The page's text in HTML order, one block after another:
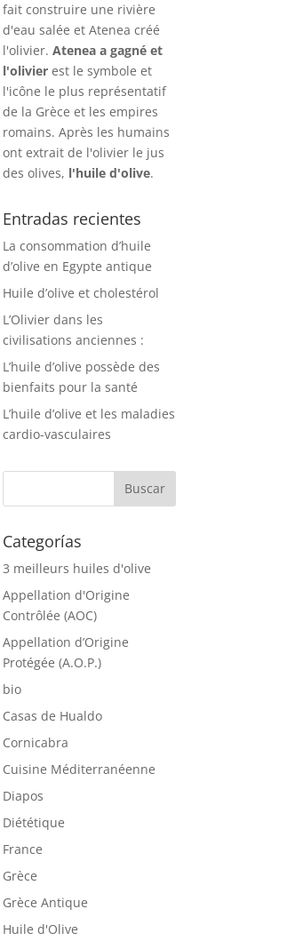
fait construire une rivière
d'eau salée et Atenea créé
l'olivier.Atenea a gagné et
l'olivier est le symbole et
l'icône le plus représentatif
de la Grèce et les empires
romains. Après les humains
ont extrait de l'olivier le jus
des olives, l'huile d'olive.
Entradas recientes
La consommation d’huile
d’olive en Egypte antique
Huile d’olive et cholestérol
L’Olivier dans les
civilisations anciennes :
L’huile d’olive possède des
bienfaits pour la santé
L’huile d’olive et les maladies
cardio-vasculaires
Categorías
3 meilleurs huiles d'olive
Appellation d'Origine
Contrôlée (AOC)
Appellation d’Origine
Protégée (A.O.P.)
bio
Casas de Hualdo
Cornicabra
Cuisine Méditerranéenne
Diapos
Diététique
France
Grèce
Grèce Antique
Huile d'Olive